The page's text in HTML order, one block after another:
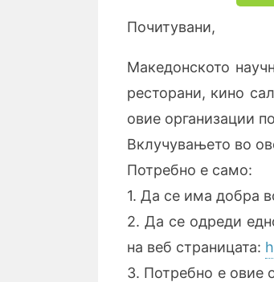
Почитувани,
Македонското
ресторани, кино
овие организации
Вклучувањето во
Потребно е само:
1. Да се има добра
2. Да се одреди
на веб страницата:
3. Потребно е овие